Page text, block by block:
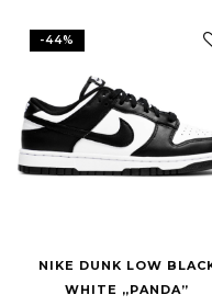
-44%
NIKE DUNK LOW
WHITE „PANDA”